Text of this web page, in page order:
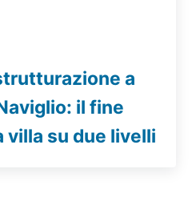
a
il fine
villa su due livelli